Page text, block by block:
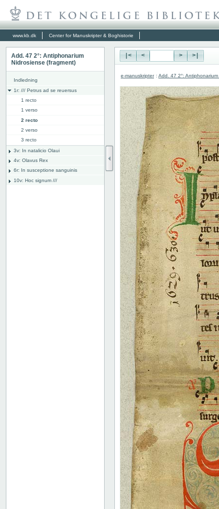
www.kb.dk Center for Manuskripter & Boghistorie
Add. 47 2°: Antiphonarium
Nidrosiense (fragment)
Indledning
1r: /// Petrus ad se reuersus
1 recto
1 verso
2 recto
2 verso
3 recto
3v: In natalicio Olaui
4v: Olavus Rex
6r: In susceptione sanguinis
10v: Hoc signum ///
|< < > >|
e-manuskripter : Add. 47 2°: